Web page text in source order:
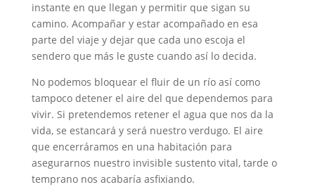
instante en que llegan y permitir que sigan su
camino. Acompañar y estar acompañado en esa
parte del viaje y dejar que cada uno escoja el
sendero que más le guste cuando así lo decida.
No podemos bloquear el fluir de un río así como
tampoco detener el aire del que dependemos para
vivir. Si pretendemos retener el agua que nos da la
vida, se estancará y será nuestro verdugo. El aire
que encerráramos en una habitación para
asegurarnos nuestro invisible sustento vital, tarde o
temprano nos acabaría asfixiando.